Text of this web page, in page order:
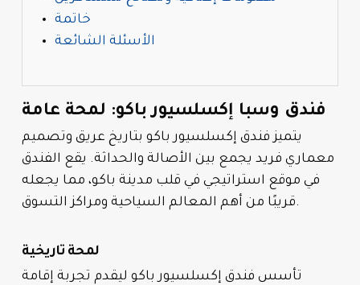
خاتمة
الأسئلة الشائعة
فندق وسبا إكسلسيور باكو: لمحة عامة
يتميز فندق إكسلسيور باكو بتاريخ عريق وتصميم
معماري فريد يجمع بين الأصالة والحداثة. يقع الفندق
في موقع استراتيجي في قلب مدينة باكو، مما يجعله
قريبًا من أهم المعالم السياحية ومراكز التسوق.
لمحة تاريخية
تأسس فندق إكسلسيور باكو ليقدم تجربة إقامة